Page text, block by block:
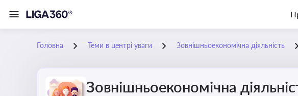
Головна Теми в центрі уваги Зовнішньоекономічна діяльність
Зовнішньоекономічна